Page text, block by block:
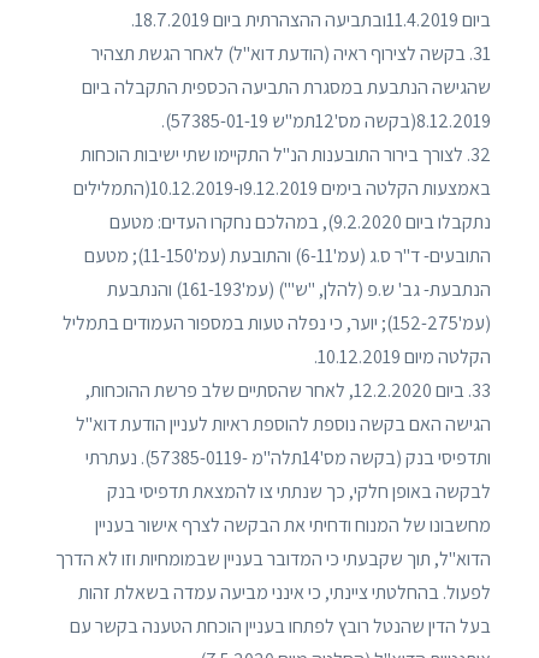
ביום 11.4.2019ובתביעה ההצהרתית ביום 18.7.2019.
31. בקשה לצירוף ראיה (הודעת דוא"ל) לאחר הגשת תצהיר
שהגישה הנתבעת במסגרת התביעה הכספית התקבלה ביום
8.12.2019(בקשה מס'12תמ"ש 57385-01-19).
32. לצורך בירור התובענות הנ"ל התקיימו שתי ישיבות הוכחות
באמצעות הקלטה בימים 9.12.2019ו-10.12.2019(התמלילים
נתקבלו ביום 9.2.2020), במהלכם נחקרו העדים: מטעם
התובעים- ד"ר ס.ג (עמ'6-11) והתובעת (עמ'11-150); מטעם
הנתבעת- גב' ש.פ (להלן, "ש'") (עמ'161-193) והנתבעת
(עמ'152-275); יוער, כי נפלה טעות במספור העמודים בתמליל
הקלטה מיום 10.12.2019.
33. ביום 12.2.2020, לאחר שהסתיים שלב פרשת ההוכחות,
הגישה האם בקשה נוספת להוספת ראיות לעניין הודעת דוא"ל
ותדפיסי בנק (בקשה מס'14תלה"מ -57385-0119). נעתרתי
לבקשה באופן חלקי, כך שנתתי צו להמצאת תדפיסי בנק
מחשבונו של המנוח ודחיתי את הבקשה לצרף אישור בעניין
הדוא"ל, תוך שקבעתי כי המדובר בעניין שבמומחיות וזו לא הדרך
לפעול. בהחלטתי ציינתי, כי אינני מביעה עמדה בשאלת זהות
בעל הדין שהנטל רובץ לפתחו בעניין הוכחת הטענה בקשר עם